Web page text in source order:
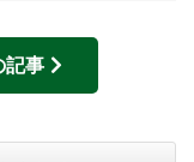
記事